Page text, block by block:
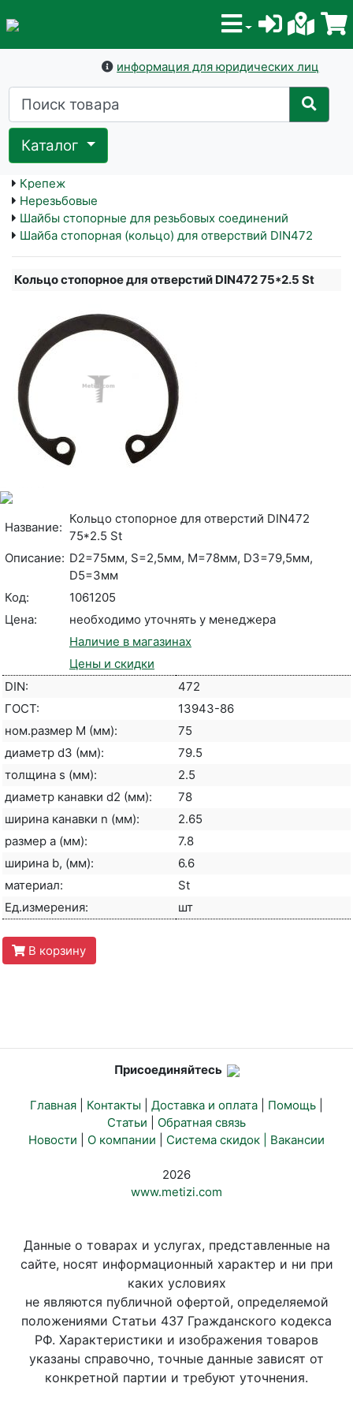
информация для юридических лиц
Каталог
Крепеж
Нерезьбовые
Шайбы стопорные для резьбовых соединений
Шайба стопорная (кольцо) для отверствий DIN472
Кольцо стопорное для отверстий DIN472 75*2.5 St
Название:
Кольцо стопорное для отверстий DIN472
75*2.5 St
Описание: D2=75мм, S=2,5мм, M=78мм, D3=79,5мм,
D5=3мм
Код:
1061205
Цена:
необходимо уточнять у менеджера
Наличие в магазинах
Цены и скидки
DIN:
472
ГОСТ:
13943-86
ном.размер M (мм):
75
диаметр d3 (мм):
79.5
толщина s (мм):
2.5
диаметр канавки d2 (мм):
78
ширина канавки n (мм):
2.65
размер a (мм):
7.8
ширина b, (мм):
6.6
материал:
St
Ед.измерения:
шт
В корзину
Присоединяйтесь
Главная Контакты Доставка и оплата Помощь
Статьи
Обратная связь
Новости
О компании Система скидок | Вакансии
2026
www.metizi.com
Данные о товарах и услугах, представленные на
сайте, носят информационный характер и ни при
каких условиях
не являются публичной офертой, определяемой
положениями Статьи 437 Гражданского кодекса
РФ. Характеристики и изображения товаров
указаны справочно, точные данные зависят от
конкретной партии и требуют уточнения.